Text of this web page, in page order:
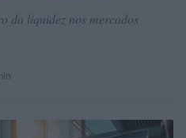
da liquidez nos mercados